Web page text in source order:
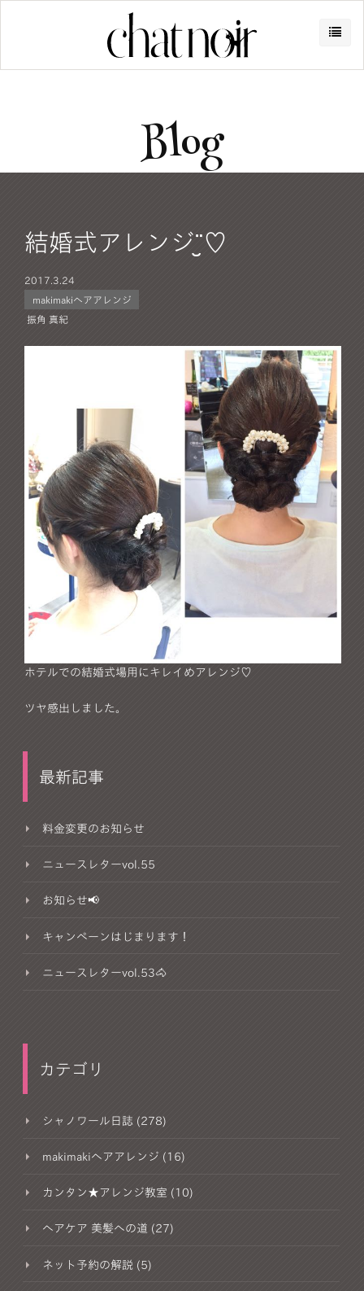
Blog
結婚式アレンジ¨̮♡
2017. 3.24
makimakiヘアアレンジ
振角 真紀
ホテルでの結婚式場用にキレイめアレンジ♡
ツヤ感出しました。
最新記事
料金変更のお知らせ
ニュースレターvol.55
お知らせ📢
キャンペーンはじまります！
ニュースレターvol.53🐴
カテゴリ
シャノワール日誌 (278)
makimakiヘアアレンジ (16)
カンタン★アレンジ教室 (10)
ヘアケア 美髪への道 (27)
ネット予約の解説 (5)